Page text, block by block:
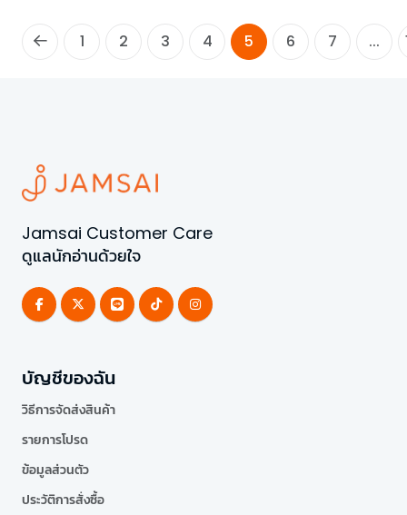
1 2 3 4 5 6 7 ...
Jamsai Customer Care
ดูแลนักอ่านด้วยใจ
บัญชีของฉัน
วิธีการจัดส่งสินค้า
รายการโปรด
ข้อมูลส่วนตัว
ประวัติการสั่งซื้อ